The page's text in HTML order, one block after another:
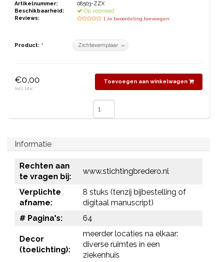
Artikelnummer:
08503-ZZX
Beschikbaarheid:
Op voorraad
Reviews:
| Je beoordeling toevoegen
Product: *
€0,00
Incl. btw
Toevoegen aan winkelwagen
Informatie
Rechten aan
te vragen bij:
www.stichtingbredero.nl
Verplichte
afname:
8 stuks (tenzij bijbestelling of
digitaal manuscript)
# Pagina's:
64
Decor
(toelichting):
meerder locaties na elkaar:
diverse ruimtes in een
ziekenhuis